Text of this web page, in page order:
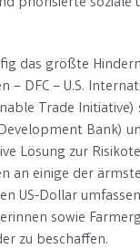
priorisierte soziale
das größte
– DFC – U.S.
Trade Initiative)
Bank)
Lösung zur
an einige der
US-Dollar
sowie
zu beschaffen.